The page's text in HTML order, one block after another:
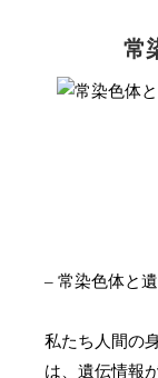
常
– 常染色体と
私たち人間の
は、遺伝情報